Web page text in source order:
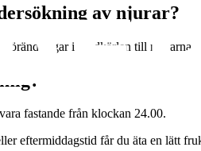
av njurar?
förändringar i blodkärlen till njurarna.
fastande från klockan 24.00.
eftermiddagstid får du äta en lätt